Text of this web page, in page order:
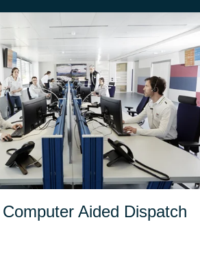
Aided Dispatch
è progettato per rispondere alle
chiamate di emergenza e coordinare i
soccorsi in modo efficace.